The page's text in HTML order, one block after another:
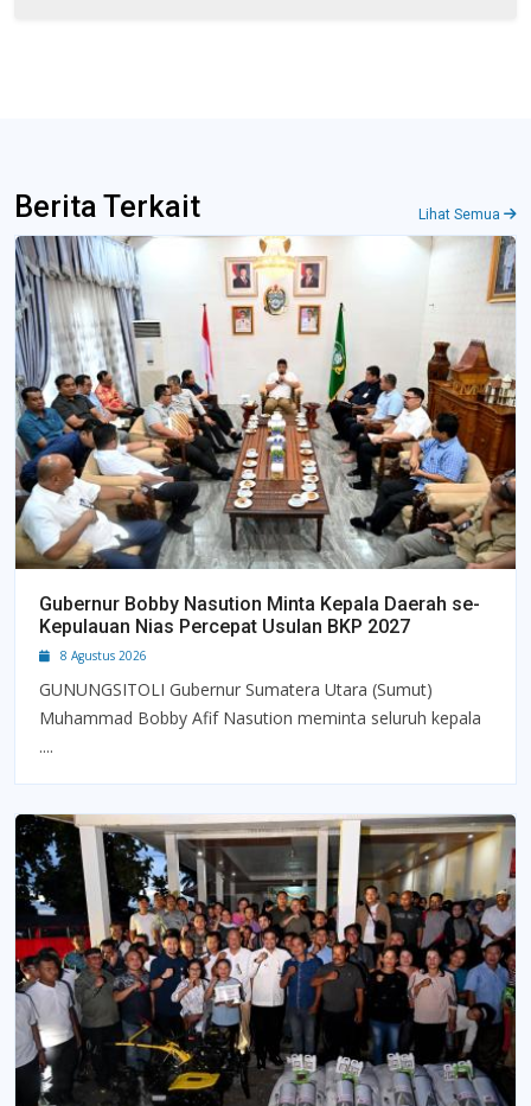
Berita Terkait Lihat Semua
Gubernur Bobby Nasution Minta Kepala Daerah se-
Kepulauan Nias Percepat Usulan BKP 2027
8 Agustus 2026
GUNUNGSITOLI Gubernur Sumatera Utara (Sumut)
Muhammad Bobby Afif Nasution meminta seluruh kepala
....